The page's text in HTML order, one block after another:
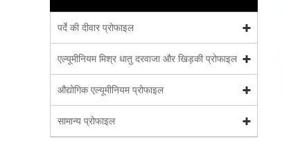
पर्दे की दीवार प्रोफाइल
एल्यूमीनियम मिश्र धातु दरवाजा और खिड़की प्रोफाइल
औद्योगिक एल्यूमीनियम प्रोफाइल
सामान्य प्रोफाइल